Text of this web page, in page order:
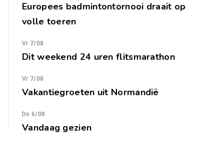
Europees badmintontornooi draait op
volle toeren
Vr 7/08
Dit weekend 24 uren flitsmarathon
Vr 7/08
Vakantiegroeten uit Normandië
Do 6/08
Vandaag gezien